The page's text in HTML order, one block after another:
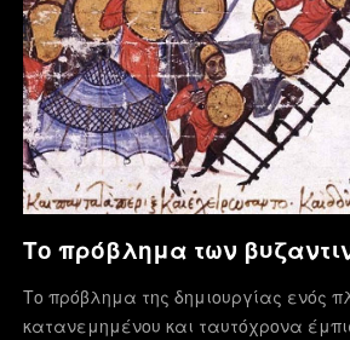
Το πρόβλημα των
Το πρόβλημα της δημιουργίας ενός
κατανεμημένου και ταυτόχρονα